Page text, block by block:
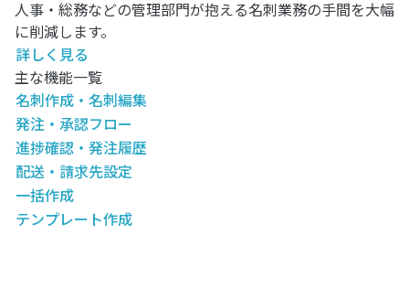
人事・総務などの管理部門が抱える名刺業務の手間を大幅
に削減します。
詳しく見る
主な機能一覧
名刺作成・名刺編集
発注・承認フロー
進捗確認・発注履歴
配送・請求先設定
一括作成
テンプレート作成